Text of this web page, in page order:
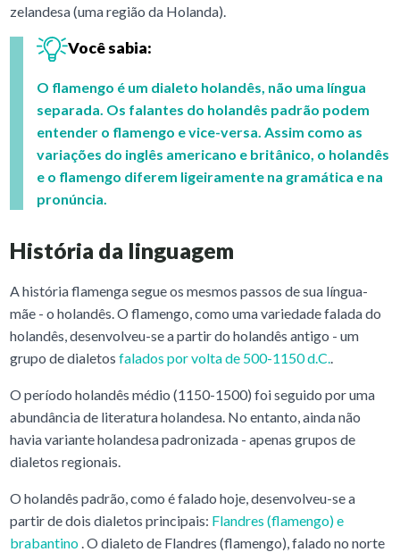
zelandesa (uma região da Holanda).
Você sabia:
O flamengo é um dialeto holandês, não uma língua
separada. Os falantes do holandês padrão podem
entender o flamengo e vice-versa. Assim como as
variações do inglês americano e britânico, o holandês
e o flamengo diferem ligeiramente na gramática e na
pronúncia.
História da linguagem
A história flamenga segue os mesmos passos de sua língua-
mãe - o holandês. O flamengo, como uma variedade falada do
holandês, desenvolveu-se a partir do holandês antigo - um
grupo de dialetos falados por volta de 500-1150 d.C.
O período holandês médio (1150-1500) foi seguido por uma
abundância de literatura holandesa. No entanto, ainda não
havia variante holandesa padronizada - apenas grupos de
dialetos regionais.
O holandês padrão, como é falado hoje, desenvolveu-se a
partir de dois dialetos principais: Flandres (flamengo) e
brabantino. O dialeto de Flandres (flamengo), falado no norte